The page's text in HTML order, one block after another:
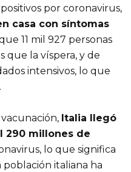
por coronavirus,
casa con síntomas
11 mil 927 personas
que la víspera, y de
intensivos, lo que
Italia llegó
290 millones de
lo que significa
población italiana ha